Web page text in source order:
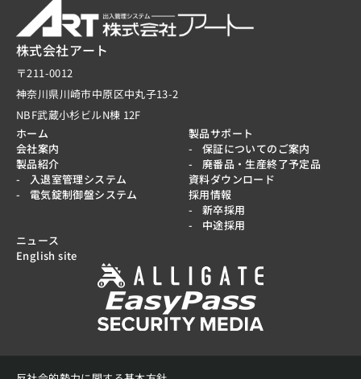
株式会社アート
〒211-0012
神奈川県川崎市中原区中丸子13-2
NBF武蔵小杉ビルN棟 12F
ホーム
会社案内
製品紹介
入退室管理システム
電気錠制御盤システム
製品サポート
保証についてのご案内
廃番品・生産終了予定品
資料ダウンロード
採用情報
新卒採用
中途採用
ニュース
English site